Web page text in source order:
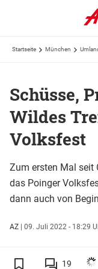
Startseite München
Schüsse,
Wildes
Volksfest
Zum ersten Mal seit
das Poinger
dann auch von
AZ | 09. Juli 2022 - 18:29
19